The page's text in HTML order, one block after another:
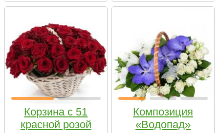
Корзина с 51
красной розой
Композиция
«Водопад»